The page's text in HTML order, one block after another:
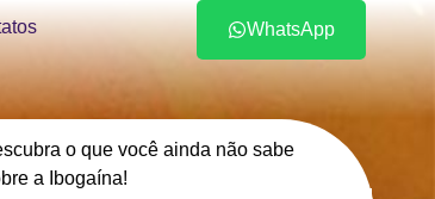
WhatsApp
o que você ainda não sabe
a Ibogaína!